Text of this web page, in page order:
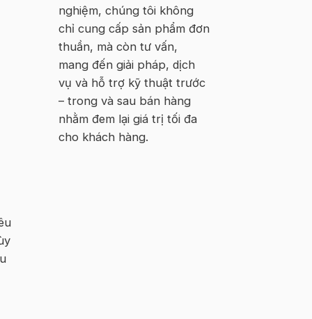
nghiệm, chúng tôi không
chỉ cung cấp sản phẩm đơn
thuần, mà còn tư vấn,
mang đến giải pháp, dịch
vụ và hỗ trợ kỹ thuật trước
– trong và sau bán hàng
nhằm đem lại giá trị tối đa
cho khách hàng.